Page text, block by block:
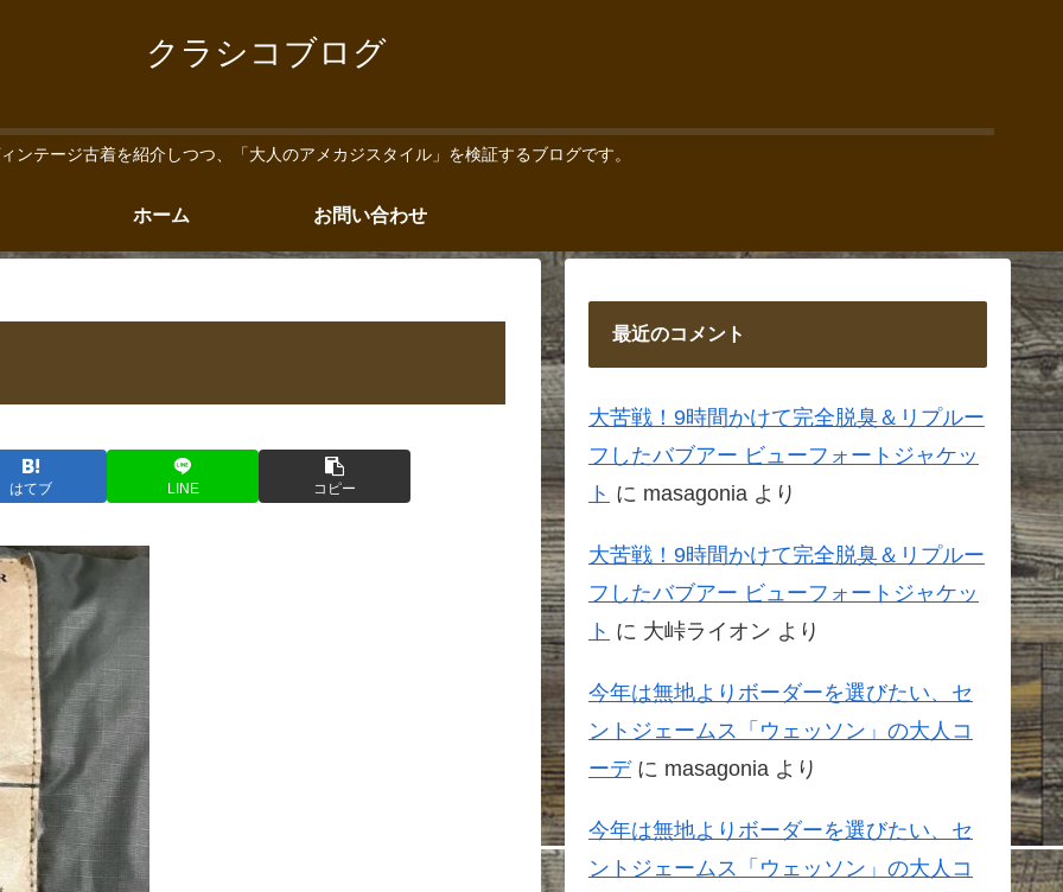
クラシコブログ
ンテージ古着を紹介しつつ、「大人のアメカジスタイル」を検証するブログです。
ホーム お問い合わせ
はてブ LINE コピー
最近のコメント
大苦戦！9時間かけて完全脱臭＆リプルー
フしたバブアー ビューフォートジャケッ
ト に masagonia より
大苦戦！9時間かけて完全脱臭＆リプルー
フしたバブアー ビューフォートジャケッ
ト に 大峠ライオン より
今年は無地よりボーダーを選びたい、セ
ントジェームス「ウェッソン」の大人コ
ーデに masagonia より
今年は無地よりボーダーを選びたい、セ
ントジェームス「ウェッソン」の大人コ